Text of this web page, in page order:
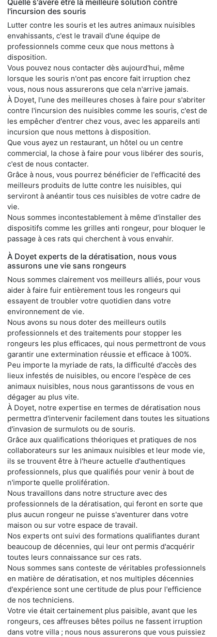
l'incursion des souris
Lutter contre les souris et les autres animaux nuisibles
envahissants, c'est le travail d'une équipe de
professionnels comme ceux que nous mettons à
disposition.
Vous pouvez nous contacter dès aujourd'hui, même
lorsque les souris n'ont pas encore fait irruption chez
vous, nous nous assurerons que cela n'arrive jamais.
À Doyet, l'une des meilleures choses à faire pour s'abriter
contre l'incursion des nuisibles comme les souris, c'est de
les empêcher d'entrer chez vous, avec les appareils anti
incursion que nous mettons à disposition.
Que vous ayez un restaurant, un hôtel ou un centre
commercial, la chose à faire pour vous libérer des souris,
c'est de nous contacter.
Grâce à nous, vous pourrez bénéficier de l'efficacité des
meilleurs produits de lutte contre les nuisibles, qui
serviront à anéantir tous ces nuisibles de votre cadre de
vie.
Nous sommes incontestablement à même d'installer des
dispositifs comme les grilles anti rongeur, pour bloquer le
passage à ces rats qui cherchent à vous envahir.
À Doyet experts de la dératisation, nous vous
assurons une vie sans rongeurs
Nous sommes clairement vos meilleurs alliés, pour vous
aider à faire fuir entièrement tous les rongeurs qui
essayent de troubler votre quotidien dans votre
environnement de vie.
Nous avons su nous doter des meilleurs outils
professionnels et des traitements pour stopper les
rongeurs les plus efficaces, qui nous permettront de vous
garantir une extermination réussie et efficace à 100%.
Peu importe la myriade de rats, la difficulté d'accès des
lieux infestés de nuisibles, ou encore l'espèce de ces
animaux nuisibles, nous nous garantissons de vous en
dégager au plus vite.
À Doyet, notre expertise en termes de dératisation nous
permettra d'intervenir facilement dans toutes les situations
d'invasion de surmulots ou de souris.
Grâce aux qualifications théoriques et pratiques de nos
collaborateurs sur les animaux nuisibles et leur mode vie,
ils se trouvent être à l'heure actuelle d'authentiques
professionnels, plus que qualifiés pour venir à bout de
n'importe quelle prolifération.
Nous travaillons dans notre structure avec des
professionnels de la dératisation, qui feront en sorte que
plus aucun rongeur ne puisse s'aventurer dans votre
maison ou sur votre espace de travail.
Nos experts ont suivi des formations qualifiantes durant
beaucoup de décennies, qui leur ont permis d'acquérir
toutes leurs connaissance sur ces rats.
Nous sommes sans conteste de véritables professionnels
en matière de dératisation, et nos multiples décennies
d'expérience sont une certitude de plus pour l'efficience
de nos techniciens.
Votre vie était certainement plus paisible, avant que les
rongeurs, ces affreuses bêtes poilus ne fassent irruption
dans votre villa ; nous nous assurerons que vous puissiez